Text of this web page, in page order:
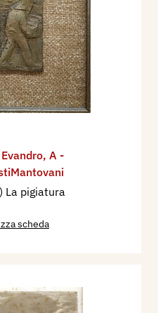
, A -
La pigiatura
scheda